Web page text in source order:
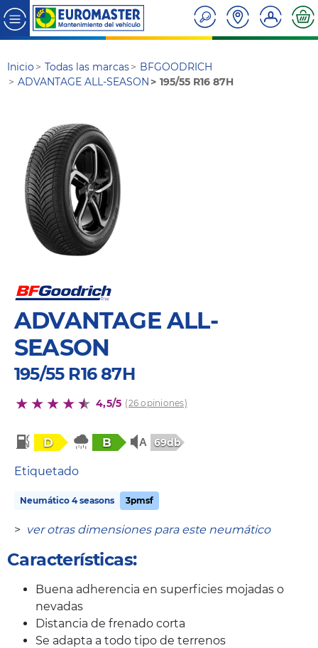
Inicio Todas las marcas
BFGOODRICH
ADVANTAGE ALL-SEASON
195/55 R16 87H
ADVANTAGE ALL-
SEASON
195/55 R16 87H
4,5/5 (26 opiniones)
D B 69db
Etiquetado
Neumático 4 seasons 3pmsf
> ver otras dimensiones para este neumático
Características:
Buena adherencia en superficies mojadas o
nevadas
Distancia de frenado corta
Se adapta a todo tipo de terrenos